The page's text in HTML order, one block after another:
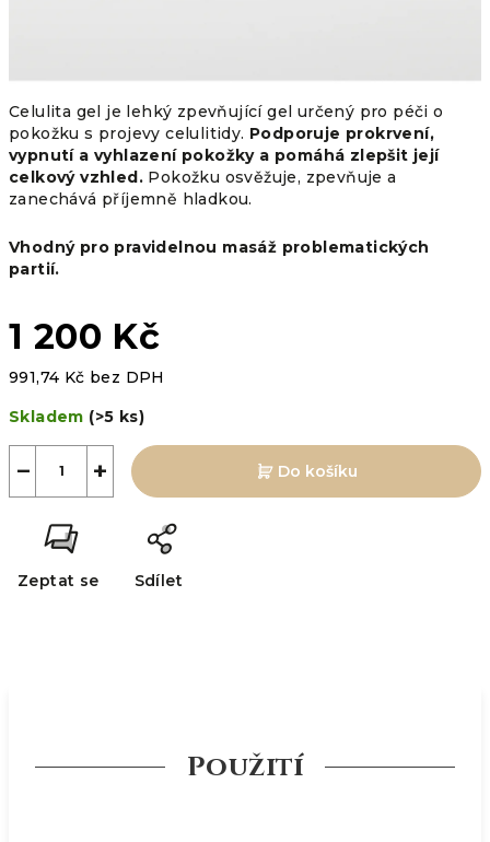
Celulita gel je lehký zpevňující gel určený pro péči o
pokožku s projevy celulitidy. Podporuje prokrvení,
vypnutí a vyhlazení pokožky a pomáhá zlepšit její
celkový vzhled. Pokožku osvěžuje, zpevňuje a
zanechává příjemně hladkou.
Vhodný pro pravidelnou masáž problematických
partií.
1 200 Kč
991,74 Kč bez DPH
cena:
Skladem (>5 ks)
+
− Do košíku
Zeptat se Sdílet
Použití